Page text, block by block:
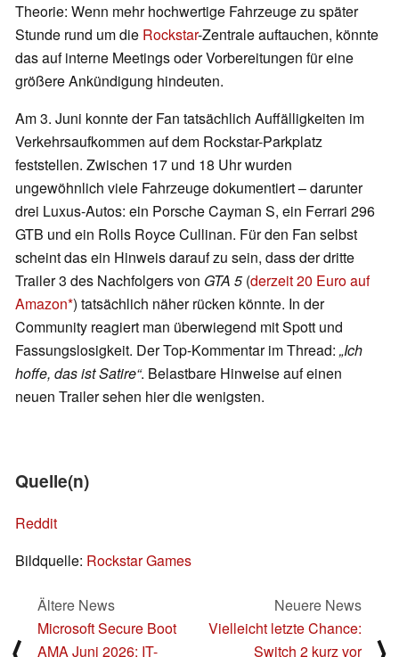
Theorie: Wenn mehr hochwertige Fahrzeuge zu später
Stunde rund um die Rockstar-Zentrale auftauchen, könnte
das auf interne Meetings oder Vorbereitungen für eine
größere Ankündigung hindeuten.
Am 3. Juni konnte der Fan tatsächlich Auffälligkeiten im
Verkehrsaufkommen auf dem Rockstar-Parkplatz
feststellen. Zwischen 17 und 18 Uhr wurden
ungewöhnlich viele Fahrzeuge dokumentiert – darunter
drei Luxus-Autos: ein Porsche Cayman S, ein Ferrari 296
GTB und ein Rolls Royce Cullinan. Für den Fan selbst
scheint das ein Hinweis darauf zu sein, dass der dritte
Trailer 3 des Nachfolgers von GTA 5(derzeit 20 Euro auf
Amazon ) tatsächlich näher rücken könnte. In der
Community reagiert man überwiegend mit Spott und
Fassungslosigkeit. Der Top-Kommentar im Thread: „Ich
hoffe, das ist Satire“. Belastbare Hinweise auf einen
neuen Trailer sehen hier die wenigsten.
Quelle(n)
Reddit
Bildquelle: Rockstar Games
Ältere News
Microsoft Secure Boot
AMA Juni 2026: IT-
Neuere News
Vielleicht letzte Chance:
Switch 2 kurz vor